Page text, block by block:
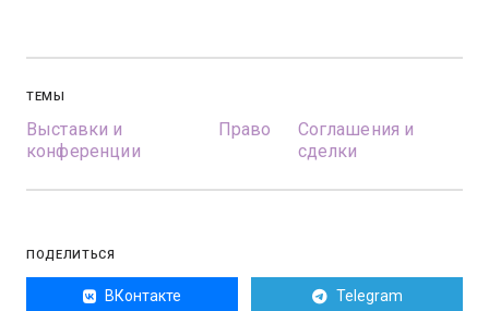
ТЕМЫ
Выставки и
конференции
Право
Соглашения и
сделки
ПОДЕЛИТЬСЯ
ВКонтакте Telegram